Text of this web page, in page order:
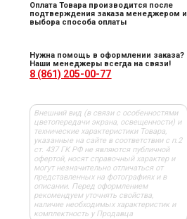
Оплата Товара производится после
подтверждения заказа менеджером и
выбора способа оплаты
Нужна помощь в оформлении заказа?
Наши менеджеры всегда на связи!
8 (861) 205-00-77
Внешний вид (в связи с особенностями
цветопередачи экрана, освещенности) и
технические характеристики Товара,
указанные на сайте в соответствии с п.2
ст. 437 ГК РФ не являются публичной
офертой, носят справочный характер и
могут незначительно отличаться от
представленных на фотографиях и в
описании. Перед оформлением
рекомендуем уточнять свойства,
наличие необходимых характеристик и
комплектность у Продавца